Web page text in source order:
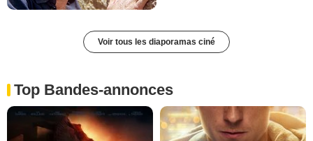
Voir tous les diaporamas ciné
Top Bandes-annonces